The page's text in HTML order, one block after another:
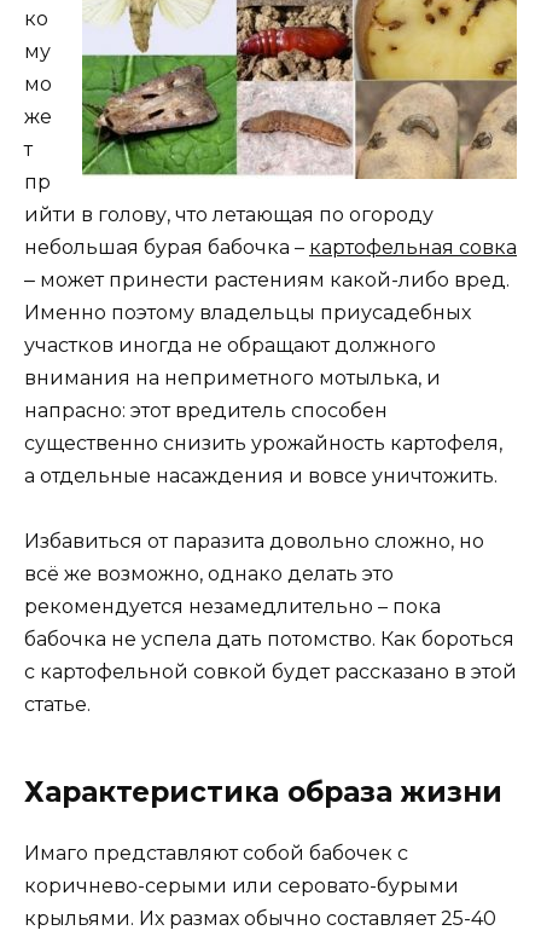
ко
му
мо
же
т
пр
ийти в голову, что летающая по огороду
небольшая бурая бабочка – картофельная совка
‒ может принести растениям какой-либо вред.
Именно поэтому владельцы приусадебных
участков иногда не обращают должного
внимания на неприметного мотылька, и
напрасно: этот вредитель способен
существенно снизить урожайность картофеля,
а отдельные насаждения и вовсе уничтожить.
Избавиться от паразита довольно сложно, но
всё же возможно, однако делать это
рекомендуется незамедлительно – пока
бабочка не успела дать потомство. Как бороться
с картофельной совкой будет рассказано в этой
статье.
Характеристика образа жизни
Имаго представляют собой бабочек с
коричнево-серыми или серовато-бурыми
крыльями. Их размах обычно составляет 25-40